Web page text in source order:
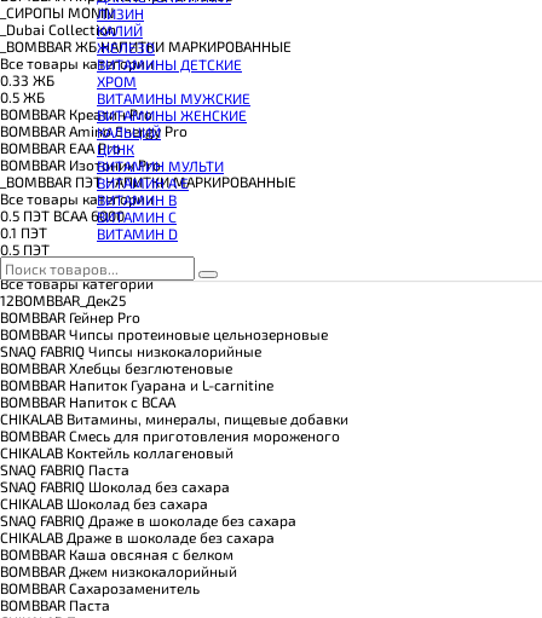
КРЕАТИН
ПОЛЕЗНЫЕ ЖИРЫ
ПРОТЕИН
ПРОТЕИНОВОЕ ПЕЧЕНЬЕ
ПРОТЕИНОВЫЕ БАТОНЧИКИ
ПРОТЕИНОВЫЕ КАШИ
ТЕСТОБУСТЕРЫ
ЦИТРУЛЛИН МАЛАТ
ПРЕДТРЕНИРОВОЧНЫЕ КОМПЛЕКСЫ
ЭНЕРГЕТИКИ И ЖИРОСЖИГАТЕЛИ#
ЛИЗИН
КАЛИЙ
ЖЕЛЕЗО
ВИТАМИНЫ ДЕТСКИЕ
ХРОМ
ВИТАМИНЫ МУЖСКИЕ
ВИТАМИНЫ ЖЕНСКИЕ
КАЛЬЦИЙ
ЦИНК
ВИТАМИН МУЛЬТИ
ВИТАМИН A E
ВИТАМИН B
ВИТАМИН C
ВИТАМИН D
_CИРОПЫ MONIN
_Dubai Collection
_BOMBBAR ЖБ НАПИТКИ МАРКИРОВАННЫЕ
Все товары категории
0.33 ЖБ
0.5 ЖБ
BOMBBAR Креатин Pro
BOMBBAR Amino Energy Pro
BOMBBAR EAA Pro
BOMBBAR Изотоник Pro
_BOMBBAR ПЭТ НАПИТКИ МАРКИРОВАННЫЕ
Все товары категории
0.5 ПЭТ ВСАА 6000
0.1 ПЭТ
0.5 ПЭТ
14BOMBBAR_24
Все товары категории
12BOMBBAR_Дек25
BOMBBAR Гейнер Pro
BOMBBAR Чипсы протеиновые цельнозерновые
SNAQ FABRIQ Чипсы низкокалорийные
BOMBBAR Хлебцы безглютеновые
BOMBBAR Напиток Гуарана и L-carnitine
BOMBBAR Напиток с BCAA
CHIKALAB Витамины, минералы, пищевые добавки
BOMBBAR Смесь для приготовления мороженого
CHIKALAB Коктейль коллагеновый
SNAQ FABRIQ Паста
SNAQ FABRIQ Шоколад без сахара
CHIKALAB Шоколад без сахара
SNAQ FABRIQ Драже в шоколаде без сахара
CHIKALAB Драже в шоколаде без сахара
BOMBBAR Каша овсяная с белком
BOMBBAR Джем низкокалорийный
BOMBBAR Сахарозаменитель
BOMBBAR Паста